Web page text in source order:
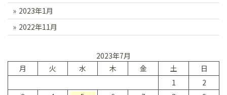
2023年1月
2022年11月
2023年7月
月
火 水 木 金 土
日
1
2